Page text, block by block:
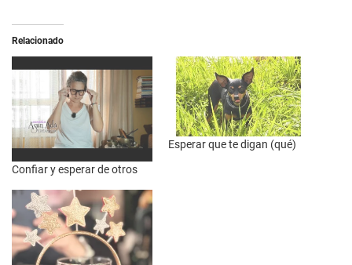
Relacionado
Confiar y esperar de otros
Esperar que te digan (qué)